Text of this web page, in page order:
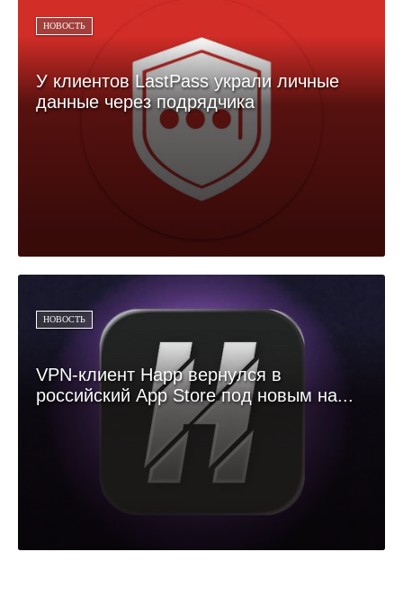
НОВОСТЬ
У клиентов LastPass украли личные
данные через подрядчика
НОВОСТЬ
VPN-клиент Happ вернулся в
российский App Store под новым на...